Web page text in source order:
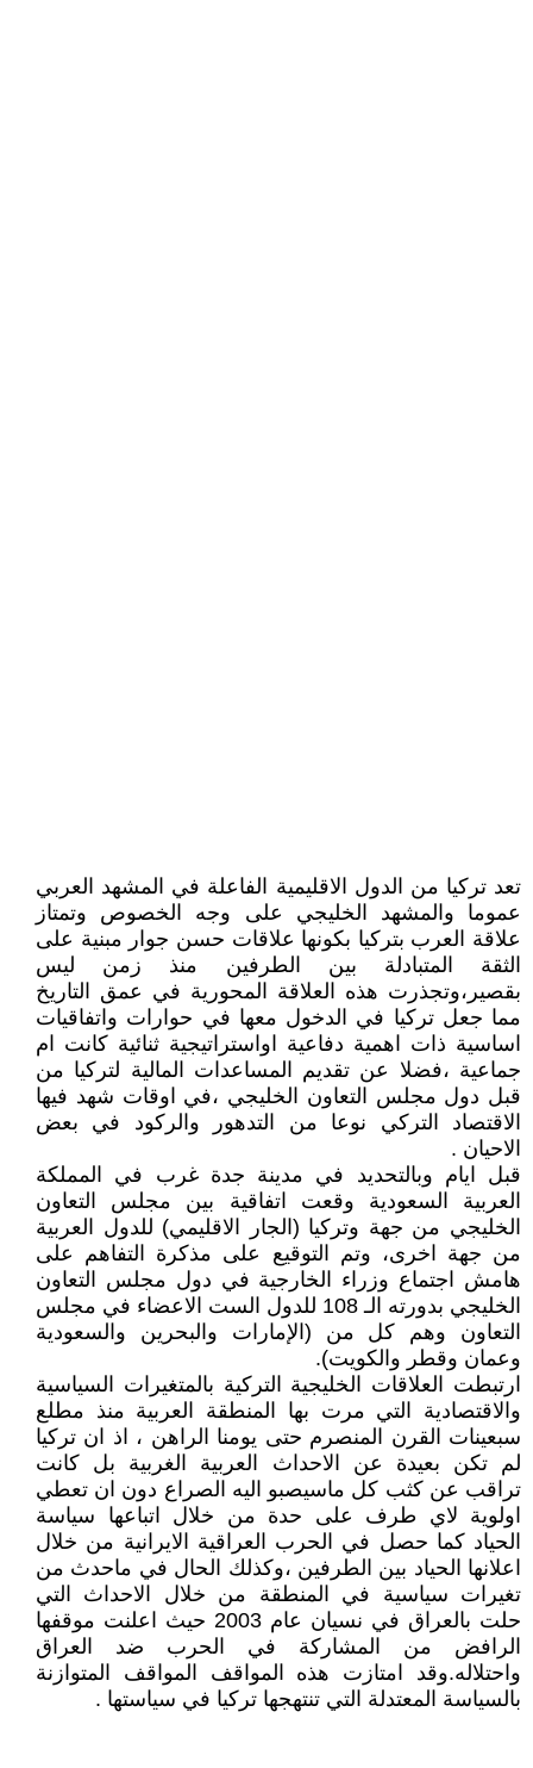
تعد تركيا من الدول الاقليمية الفاعلة في المشهد العربي
عموما والمشهد الخليجي على وجه الخصوص وتمتاز
علاقة العرب بتركيا بكونها علاقات حسن جوار مبنية على
الثقة المتبادلة بين الطرفين منذ زمن ليس
بقصير،وتجذرت هذه العلاقة المحورية في عمق التاريخ
مما جعل تركيا في الدخول معها في حوارات واتفاقيات
اساسية ذات اهمية دفاعية اواستراتيجية ثنائية كانت ام
جماعية ،فضلا عن تقديم المساعدات المالية لتركيا من
قبل دول مجلس التعاون الخليجي ،في اوقات شهد فيها
الاقتصاد التركي نوعا من التدهور والركود في بعض
الاحيان .
قبل ايام وبالتحديد في مدينة جدة غرب في المملكة
العربية السعودية وقعت اتفاقية بين مجلس التعاون
الخليجي من جهة وتركيا (الجار الاقليمي) للدول العربية
من جهة اخرى، وتم التوقيع على مذكرة التفاهم على
هامش اجتماع وزراء الخارجية في دول مجلس التعاون
الخليجي بدورته الـ 108 للدول الست الاعضاء في مجلس
التعاون وهم كل من (الإمارات والبحرين والسعودية
وعمان وقطر والكويت).
ارتبطت العلاقات الخليجية التركية بالمتغيرات السياسية
والاقتصادية التي مرت بها المنطقة العربية منذ مطلع
سبعينات القرن المنصرم حتى يومنا الراهن ، اذ ان تركيا
لم تكن بعيدة عن الاحداث العربية الغربية بل كانت
تراقب عن كثب كل ماسيصبو اليه الصراع دون ان تعطي
اولوية لاي طرف على حدة من خلال اتباعها سياسة
الحياد كما حصل في الحرب العراقية الايرانية من خلال
اعلانها الحياد بين الطرفين ،وكذلك الحال في ماحدث من
تغيرات سياسية في المنطقة من خلال الاحداث التي
حلت بالعراق في نسيان عام 2003 حيث اعلنت موقفها
الرافض من المشاركة في الحرب ضد العراق
واحتلاله.وقد امتازت هذه المواقف المواقف المتوازنة
بالسياسة المعتدلة التي تنتهجها تركيا في سياستها .